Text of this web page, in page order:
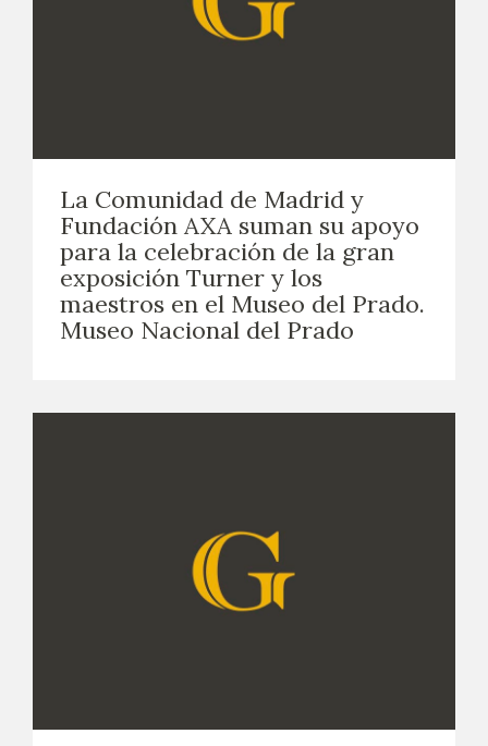
La Comunidad de Madrid y
Fundación AXA suman su apoyo
para la celebración de la gran
exposición Turner y los
maestros en el Museo del Prado.
Museo Nacional del Prado